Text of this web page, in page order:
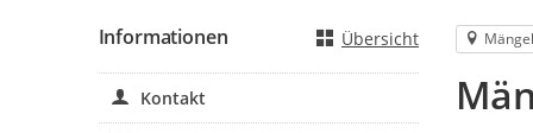
Informationen Übersicht
Kontakt